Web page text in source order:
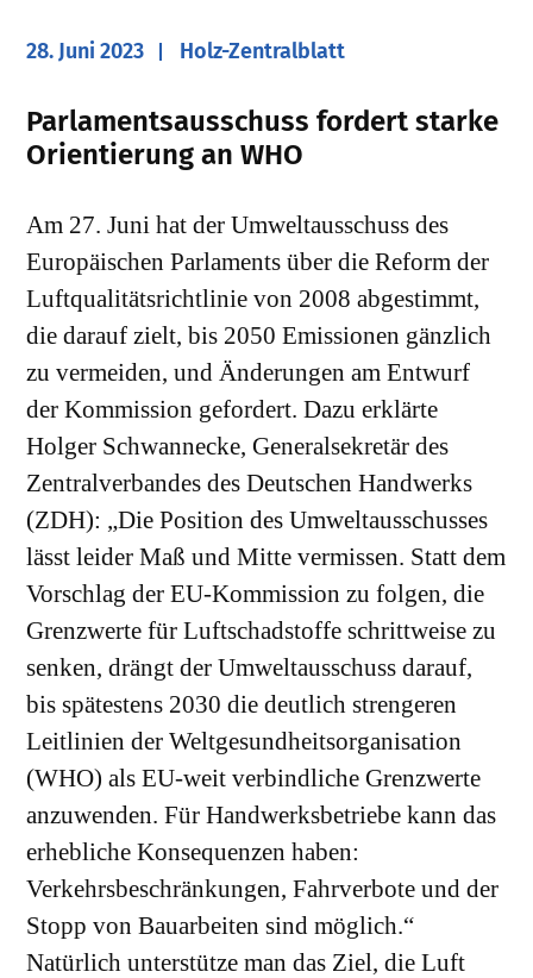
28. Juni 2023 Holz-Zentralblatt
Parlamentsausschuss fordert starke
Orientierung an WHO
Am 27. Juni hat der Umweltausschuss des
Europäischen Parlaments über die Reform der
Luftqualitätsrichtlinie von 2008 abgestimmt,
die darauf zielt, bis 2050 Emissionen gänzlich
zu vermeiden, und Änderungen am Entwurf
der Kommission gefordert. Dazu erklärte
Holger Schwannecke, Generalsekretär des
Zentralverbandes des Deutschen Handwerks
(ZDH): „Die Position des Umweltausschusses
lässt leider Maß und Mitte vermissen. Statt dem
Vorschlag der EU-Kommission zu folgen, die
Grenzwerte für Luftschadstoffe schrittweise zu
senken, drängt der Umweltausschuss darauf,
bis spätestens 2030 die deutlich strengeren
Leitlinien der Weltgesundheitsorganisation
(WHO) als EU-weit verbindliche Grenzwerte
anzuwenden. Für Handwerksbetriebe kann das
erhebliche Konsequenzen haben:
Verkehrsbeschränkungen, Fahrverbote und der
Stopp von Bauarbeiten sind möglich.“
Natürlich unterstütze man das Ziel, die Luft